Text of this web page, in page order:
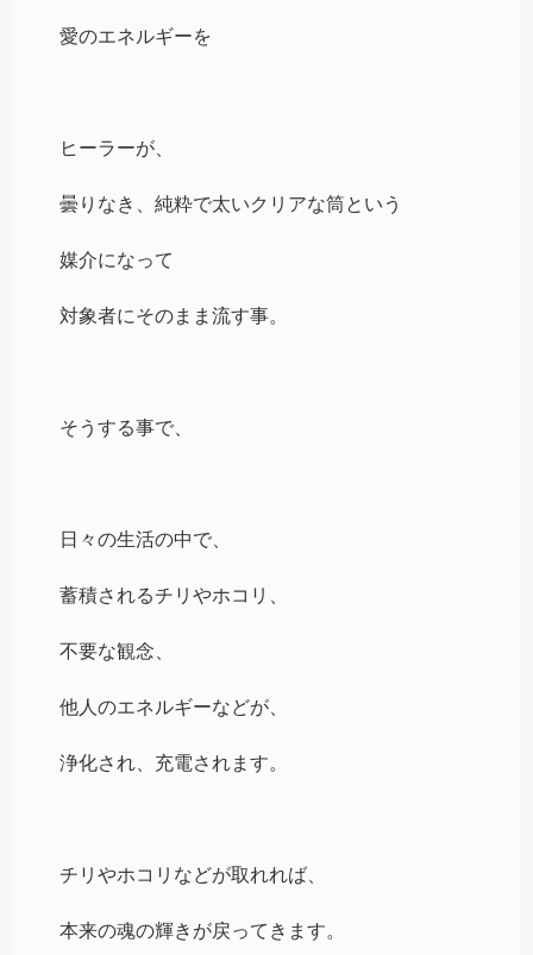
愛のエネルギーを
ヒーラーが、
曇りなき、純粋で太いクリアな筒という
媒介になって
対象者にそのまま流す事。
そうする事で、
日々の生活の中で、
蓄積されるチリやホコリ、
不要な観念、
他人のエネルギーなどが、
浄化され、充電されます。
チリやホコリなどが取れれば、
本来の魂の輝きが戻ってきます。